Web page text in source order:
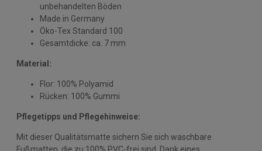
unbehandelten Böden
Made in Germany
Öko-Tex Standard 100
Gesamtdicke: ca. 7 mm
Material:
Flor: 100% Polyamid
Rücken: 100% Gummi
Pflegetipps und Pflegehinweise:
Mit dieser Qualitätsmatte sichern Sie sich waschbare